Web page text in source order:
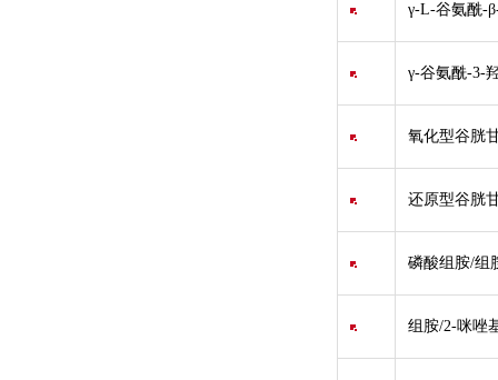
γ-L-谷氨酰-
γ-谷氨酰-3-
氧化型谷胱
还原型谷胱
磷酸组胺/组
组胺/2-咪唑